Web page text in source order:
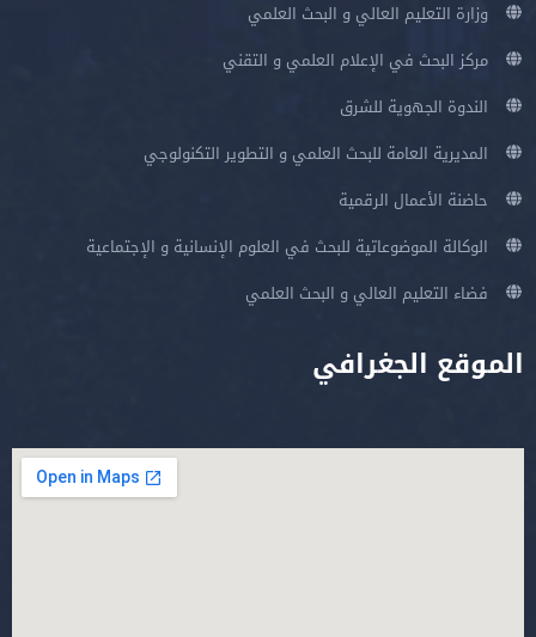
وزارة التعليم العالي و البحث العلمي
مركز البحث في الإعلام العلمي و التقني
الندوة الجهوية للشرق
المديرية العامة للبحث العلمي و التطوير التكنولوجي
حاضنة الأعمال الرقمية
الوكالة الموضوعاتية للبحث في العلوم الإنسانية و الإجتماعية
فضاء التعليم العالي و البحث العلمي
الموقع الجغرافي